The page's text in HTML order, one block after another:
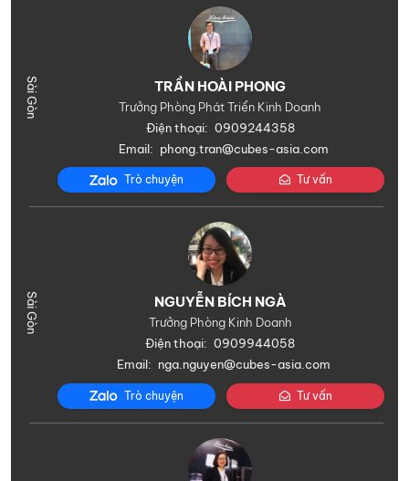
TRẦN HOÀI PHONG
Trưởng Phòng Phát Triển Kinh Doanh
Điện thoại: 0909244358
Email: phong.tran@cubes-asia.com
Trò chuyện Tư vấn
NGUYỄN BÍCH NGÀ
Trưởng Phòng Kinh Doanh
Điện thoại: 0909944058
Email: nga.nguyen@cubes-asia.com
Trò chuyện Tư vấn